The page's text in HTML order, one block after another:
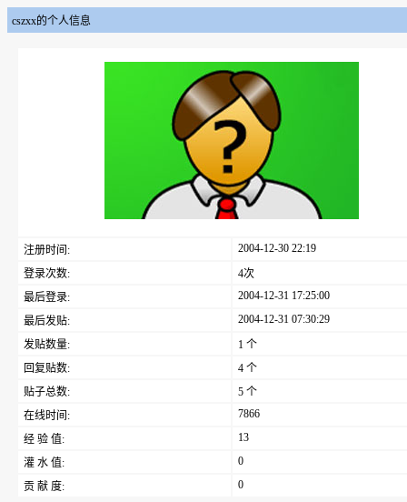
cszxx的个人信息
注册时间:
2004-12-30 22:19
登录次数:
4次
最后登录:
2004-12-31 17:25:00
最后发贴:
2004-12-31 07:30:29
发贴数量:
1 个
回复贴数:
4 个
贴子总数:
5 个
在线时间:
7866
经 验 值:
13
灌 水 值:
0
贡 献 度:
0